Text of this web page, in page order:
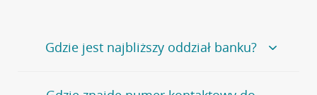
Gdzie jest najbliższy oddział banku?
Jeśli szukasz oddziału naszego banku, zapraszamy na